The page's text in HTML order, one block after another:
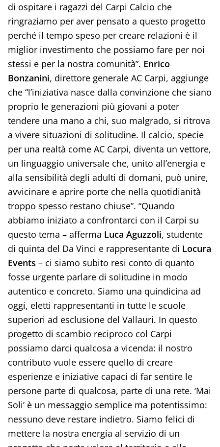
di ospitare i ragazzi del Carpi Calcio che
ringraziamo per aver pensato a questo progetto
perché il tempo speso per creare relazioni è il
miglior investimento che possiamo fare per noi
stessi e per la nostra comunità”. Enrico
Bonzanini, direttore generale AC Carpi, aggiunge
che “l’iniziativa nasce dalla convinzione che siano
proprio le generazioni più giovani a poter
tendere una mano a chi, suo malgrado, si ritrova
a vivere situazioni di solitudine. Il calcio, specie
per una realtà come AC Carpi, diventa un vettore,
un linguaggio universale che, unito all’energia e
alla sensibilità degli adulti di domani, può unire,
avvicinare e aprire porte che nella quotidianità
troppo spesso restano chiuse”. “Quando
abbiamo iniziato a confrontarci con il Carpi su
questo tema – afferma Luca Aguzzoli, studente
di quinta del Da Vinci e rappresentante di Locura
Events – ci siamo subito resi conto di quanto
fosse urgente parlare di solitudine in modo
autentico e concreto. Siamo una quindicina ad
oggi, eletti rappresentanti in tutte le scuole
superiori ad esclusione del Vallauri. In questo
progetto di scambio reciproco col Carpi
possiamo darci qualcosa a vicenda: il nostro
contributo vuole essere quello di creare
esperienze e iniziative capaci di far sentire le
persone parte di qualcosa, parte di una rete. ‘Mai
Soli’ è un messaggio semplice ma potentissimo:
nessuno deve restare indietro. Siamo felici di
mettere la nostra energia al servizio di un